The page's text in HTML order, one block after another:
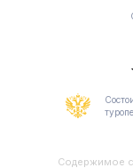
Содержимое